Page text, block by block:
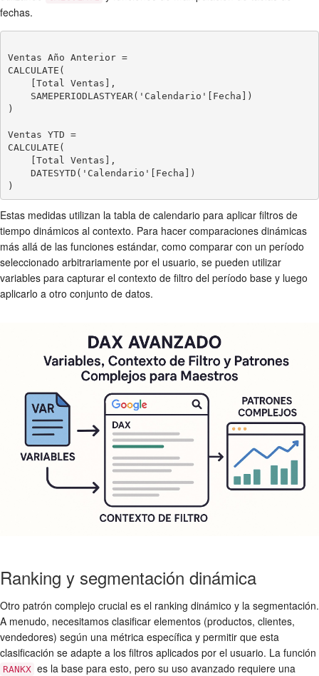
fechas.
Ventas Año Anterior =
CALCULATE(
)
Ventas YTD =
CALCULATE(
Estas medidas utilizan la tabla de calendario para aplicar filtros de
tiempo dinámicos al contexto. Para hacer comparaciones dinámicas
más allá de las funciones estándar, como comparar con un período
seleccionado arbitrariamente por el usuario, se pueden utilizar
variables para capturar el contexto de filtro del período base y luego
aplicarlo a otro conjunto de datos.
Ranking y segmentación dinámica
Otro patrón complejo crucial es el ranking dinámico y la segmentación.
A menudo, necesitamos clasificar elementos (productos, clientes,
vendedores) según una métrica específica y permitir que esta
clasificación se adapte a los filtros aplicados por el usuario. La función
RANKX es la base para esto, pero su uso avanzado requiere una